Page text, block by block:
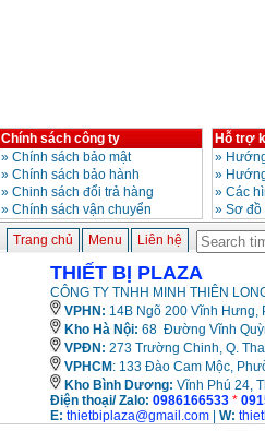
Chính sách công ty
» Chính sách bảo mật
» Chính sách bảo hành
» Chinh sách đổi trả hàng
» Chính sách vận chuyển
Hỗ trợ
»
»
» Các
» Sơ
Trang chủ Menu Liên hệ
THIẾT BỊ PLAZA
CÔNG TY TNHH MINH THIÊN
VPHN: 14B Ngõ 200 Vĩnh Hưng,
Kho Hà Nội: 68 Đường Vĩnh
VPĐN: 273 Trường Chinh, Q.
VPHCM : 133 Đào Cam Mộc,
Kho Bình Dương: Vĩnh Phú 24,
Điện thoại/ Zalo: 0986166533 *
E: thietbiplaza@gmail.com W: